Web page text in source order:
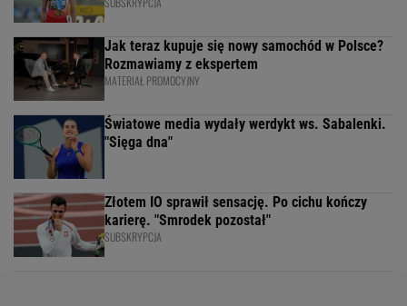
Jak teraz kupuje się nowy samochód w Polsce?
Rozmawiamy z ekspertem
MATERIAŁ PROMOCYJNY
Światowe media wydały werdykt ws. Sabalenki.
"Sięga dna"
Złotem IO sprawił sensację. Po cichu kończy
karierę. "Smrodek pozostał"
SUBSKRYPCJA